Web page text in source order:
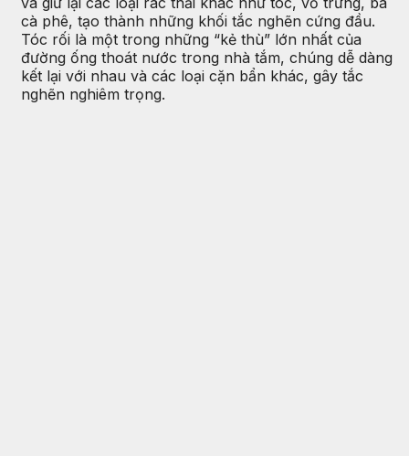
cà phê, tạo thành những khối tắc nghẽn cứng đầu.
Tóc rối là một trong những “kẻ thù” lớn nhất của
đường ống thoát nước trong nhà tắm, chúng dễ dàng
kết lại với nhau và các loại cặn bẩn khác, gây tắc
nghẽn nghiêm trọng.